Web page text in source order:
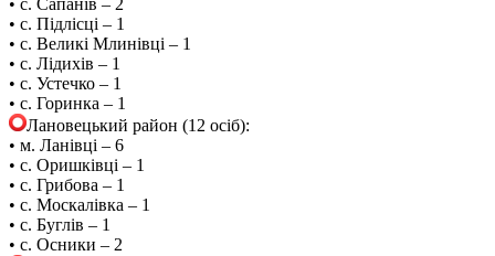
• с. Сапанів – 2
• с. Підлісці – 1
• с. Великі Млинівці – 1
• с. Лідихів – 1
• с. Устечко – 1
• с. Горинка – 1
Лановецький район (12 осіб):
• м. Ланівці – 6
• с. Оришківці – 1
• с. Грибова – 1
• с. Москалівка – 1
• с. Буглів – 1
• с. Осники – 2